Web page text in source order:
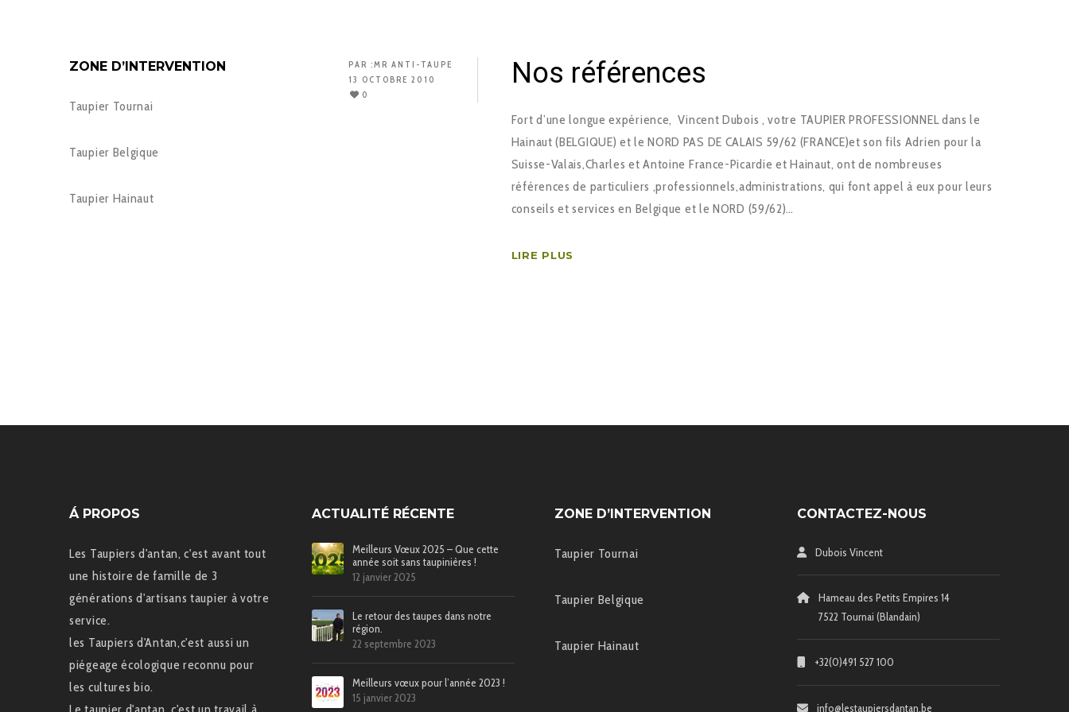
PAR :MR ANTI-TAUPE
13 OCTOBRE 2010
0
Nos références
Fort d’une longue expérience, Vincent Dubois , votre TAUPIER PROFESSIONNEL dans le
Hainaut (BELGIQUE) et le NORD PAS DE CALAIS 59/62 (FRANCE)et son fils Adrien pour la
Suisse-Valais,Charles et Antoine France-Picardie et Hainaut, ont de nombreuses
références de particuliers ,professionnels,administrations, qui font appel à eux pour leurs
conseils et services en Belgique et le NORD (59/62)…
LIRE PLUS
ZONE D’INTERVENTION
Taupier Tournai
Taupier Belgique
Taupier Hainaut
Á PROPOS
Les Taupiers d'antan, c'est avant tout
une histoire de famille de 3
générations d'artisans taupier à votre
service.
les Taupiers d'Antan,c'est aussi un
piégeage écologique reconnu pour
les cultures bio.
ACTUALITÉ RÉCENTE
Meilleurs Vœux 2025 – Que cette
année soit sans taupinières !
12 janvier 2025
Le retour des taupes dans notre
région.
22 septembre 2023
Meilleurs vœux pour l’année 2023 !
15 janvier 2023
ZONE D’INTERVENTION
Taupier Tournai
Taupier Belgique
Taupier Hainaut
CONTACTEZ-NOUS
Dubois Vincent
Hameau des Petits Empires 14
7522 Tournai (Blandain)
+32(0)491 527 100
info@lestaupiersdantan.be